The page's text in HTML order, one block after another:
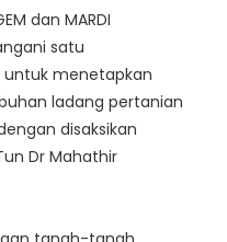
dan MARDI
satu
menetapkan
ladang pertanian
disaksikan
Dr Mahathir